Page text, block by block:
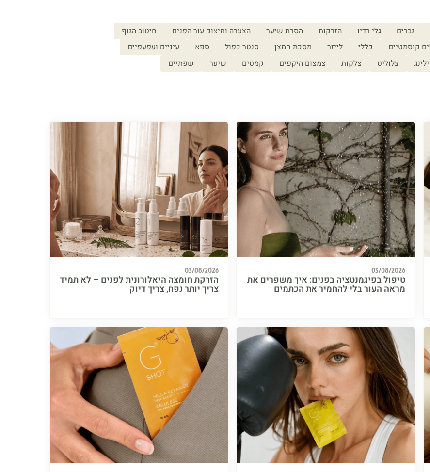
גברים גלי רדיו הזרקות הסרת שיער הצערה ומיצוק עור הפנים
חיטוב הגוף
קוסמטיים כללי לייזר מסכת חמצן סנטר כפול ספא
עיניים ועפעפיים
צלוליט צלקות צמצום היקפים קמטים שיער שפתיים
03/08/2026
טיפול בפיגמנטציה בפנים: איך משפרים את
מראה העור בלי להחמיר את הכתמים
03/08/2026
הזרקת חומצה היאלורונית לפנים – לא תמיד
צריך יותר נפח, צריך דיוק